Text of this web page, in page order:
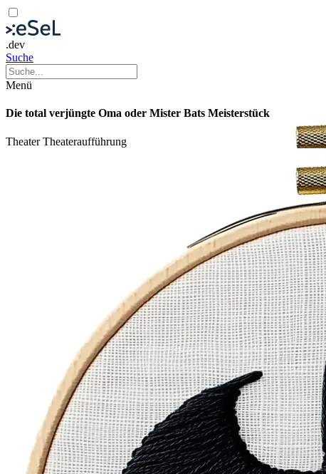
.dev
Suche
Menü
Die total verjüngte Oma oder Mister Bats Meisterstück
TheaterTheateraufführung